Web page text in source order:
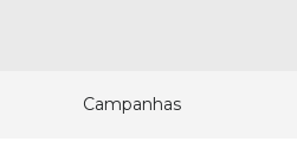
Campanhas